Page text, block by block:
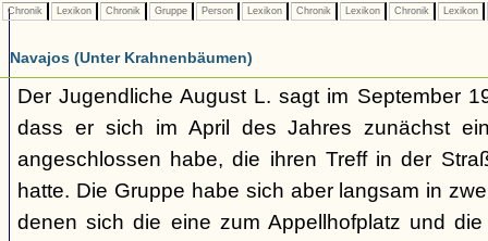
Chronik Lexikon Chronik Gruppe Person Lexikon Chronik Lexikon Chronik Lexikon
Navajos (Unter Krahnenbäumen)
Der Jugendliche August L. sagt im September
dass er sich im April des Jahres zunächst
angeschlossen habe, die ihren Treff in der
hatte. Die Gruppe habe sich aber langsam in
denen sich die eine zum Appellhofplatz und